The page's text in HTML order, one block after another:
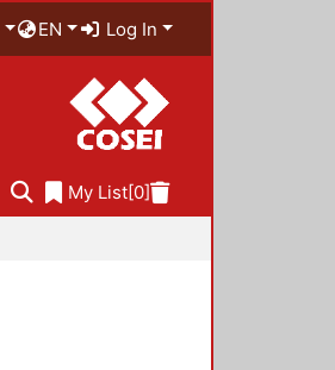
EN Log In
My List[0]